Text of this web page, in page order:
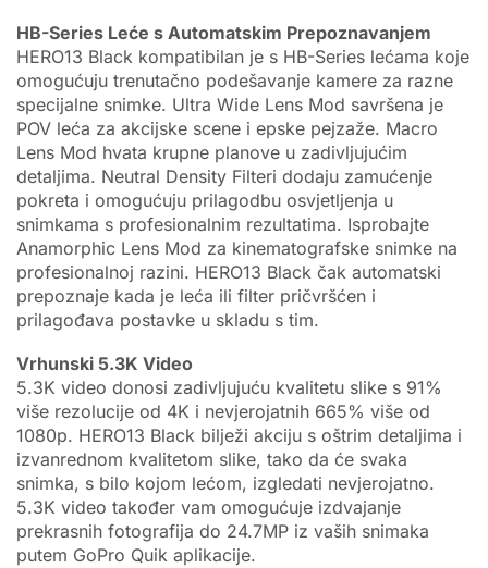
HB-Series Leće s Automatskim Prepoznavanjem
HERO13 Black kompatibilan je s HB-Series lećama koje
omogućuju trenutačno podešavanje kamere za razne
specijalne snimke. Ultra Wide Lens Mod savršena je
POV leća za akcijske scene i epske pejzaže. Macro
Lens Mod hvata krupne planove u zadivljujućim
detaljima. Neutral Density Filteri dodaju zamućenje
pokreta i omogućuju prilagodbu osvjetljenja u
snimkama s profesionalnim rezultatima. Isprobajte
Anamorphic Lens Mod za kinematografske snimke na
profesionalnoj razini. HERO13 Black čak automatski
prepoznaje kada je leća ili filter pričvršćen i
prilagođava postavke u skladu s tim.
Vrhunski 5.3K Video
5.3K video donosi zadivljujuću kvalitetu slike s 91%
više rezolucije od 4K i nevjerojatnih 665% više od
1080p. HERO13 Black bilježi akciju s oštrim detaljima i
izvanrednom kvalitetom slike, tako da će svaka
snimka, s bilo kojom lećom, izgledati nevjerojatno.
5.3K video također vam omogućuje izdvajanje
prekrasnih fotografija do 24.7MP iz vaših snimaka
putem GoPro Quik aplikacije.